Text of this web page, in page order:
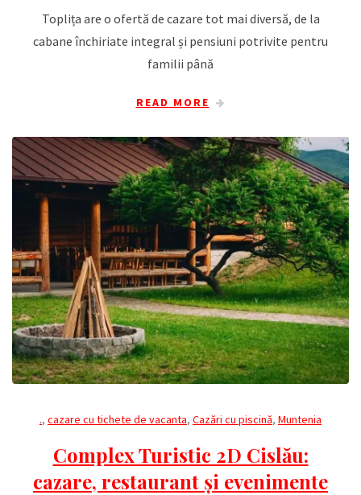
Toplița are o ofertă de cazare tot mai diversă, de la
cabane închiriate integral și pensiuni potrivite pentru
familii până
READ MORE
., cazare cu tichete de vacanta, Cazări cu piscină, Muntenia
Complex Turistic 2D Cislău:
cazare, restaurant și evenimente